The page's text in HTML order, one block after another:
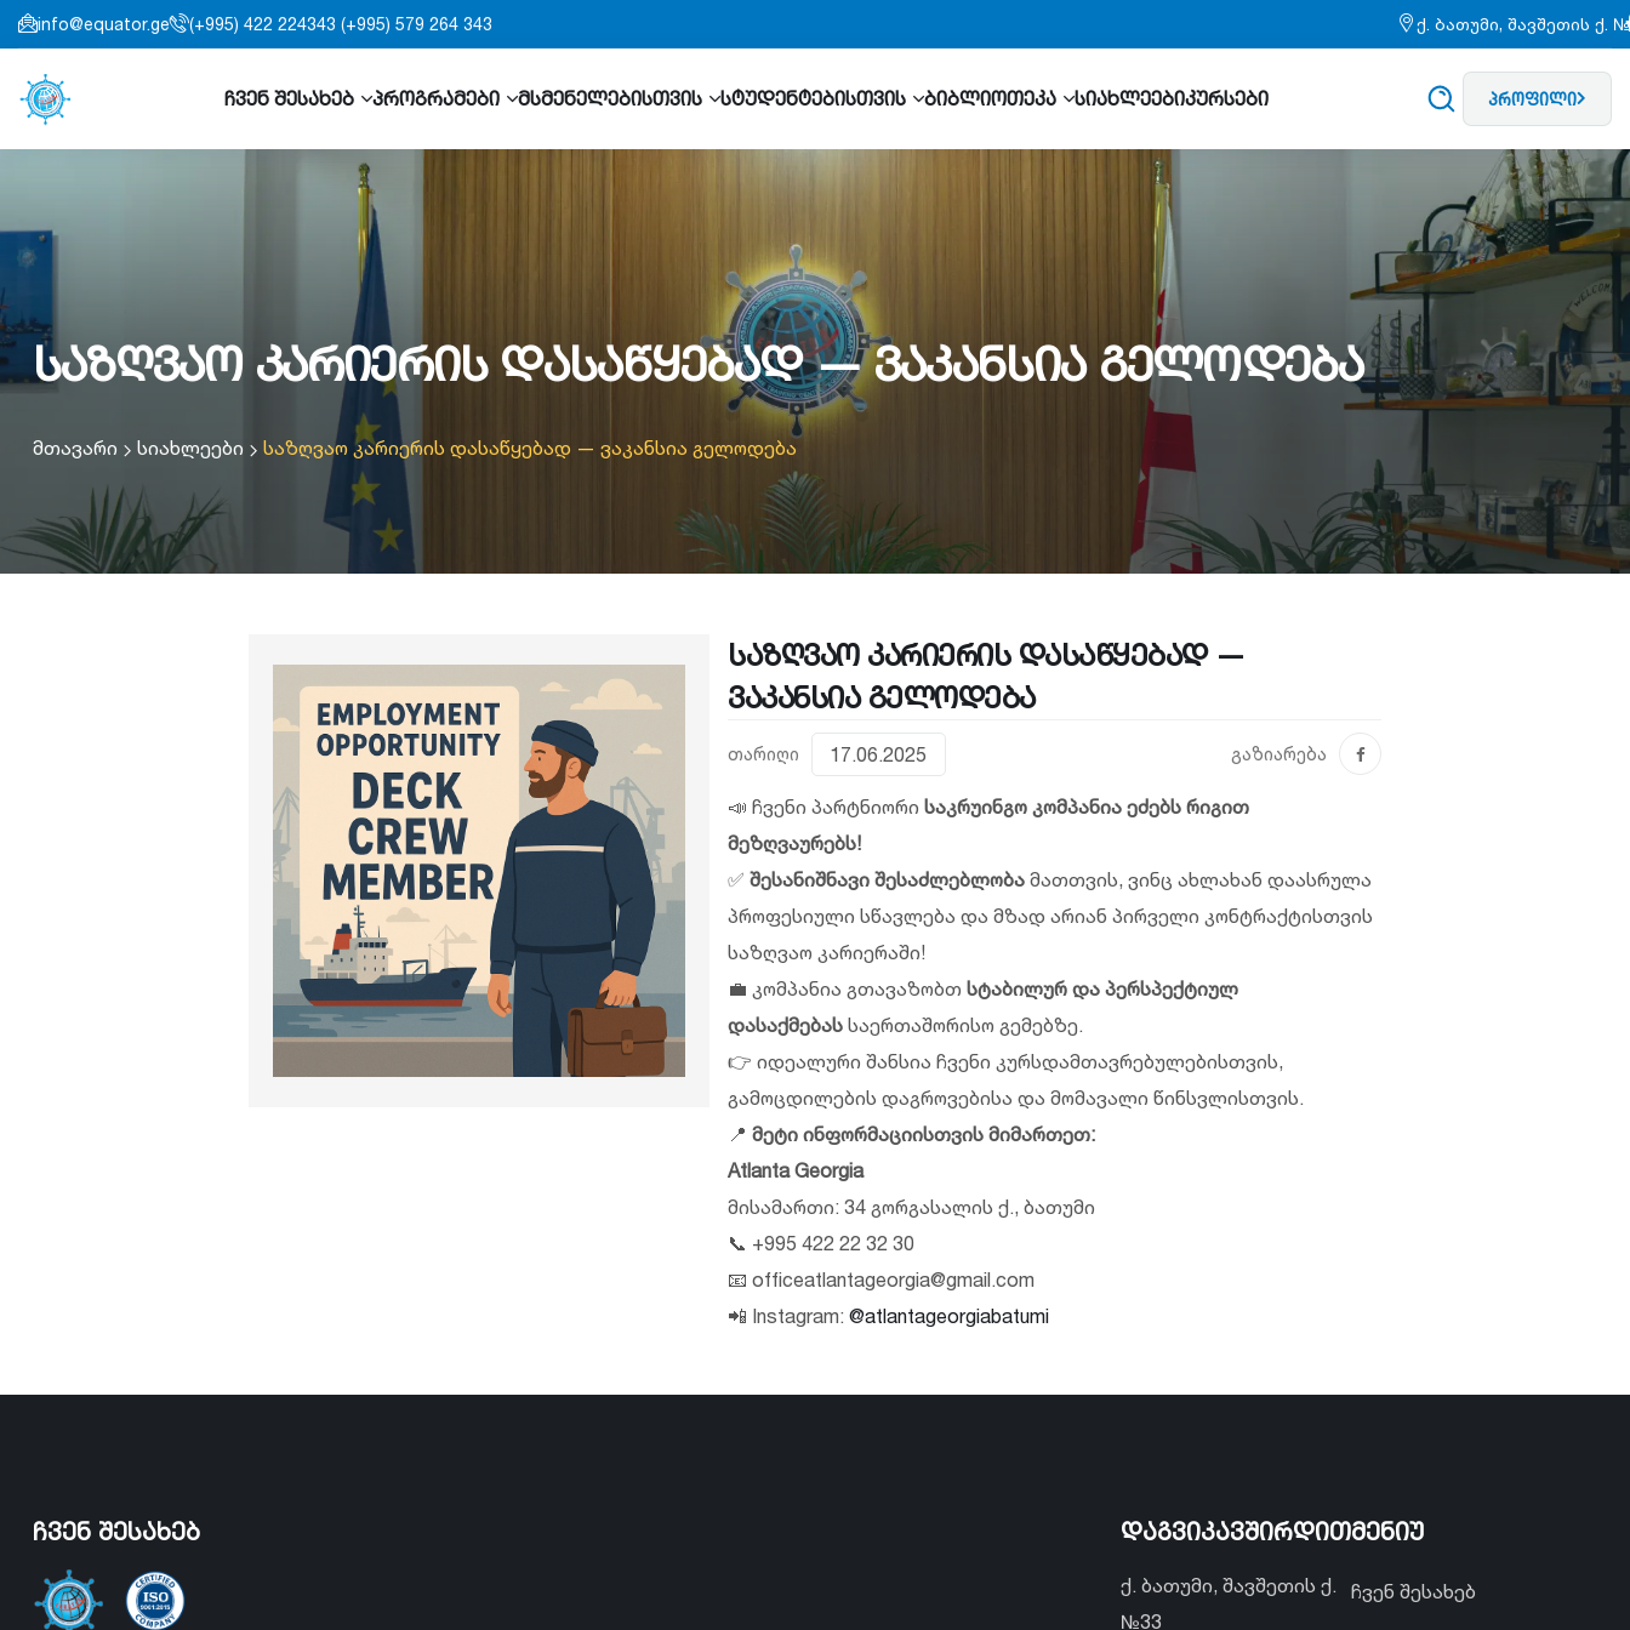
info@equator.ge (+995) 422 224343 (+995) 579 264 343 ქ. ბათუმი, შავშეთის ქ.
ჩვენ შესახებ პროგრამები მსმენელებისთვის სტუდენტებისთვის ბიბლიოთეკა სიახლეებიკურსები პროფილი
საზღვაო კარიერის დასაწყებად — ვაკანსია გელოდება
მთავარი სიახლეები საზღვაო კარიერის დასაწყებად — ვაკანსია გელოდება
საზღვაო კარიერის დასაწყებად —
ვაკანსია გელოდება
თარიღი 17.06.2025 გაზიარება
📣 ჩვენი პარტნიორისაკრუინგო კომპანია ეძებს რიგით
მეზღვაურებს!
✅შესანიშნავი შესაძლებლობა მათთვის, ვინც ახლახან დაასრულა
პროფესიული სწავლება და მზად არიან პირველი კონტრაქტისთვის
საზღვაო კარიერაში!
💼 კომპანია გთავაზობთსტაბილურ და პერსპექტიულ
დასაქმებას საერთაშორისო გემებზე.
👉 იდეალური შანსია ჩვენი კურსდამთავრებულებისთვის,
გამოცდილების დაგროვებისა და მომავალი წინსვლისთვის.
📍მეტი ინფორმაციისთვის მიმართეთ:
Atlanta Georgia
მისამართი: 34 გორგასალის ქ., ბათუმი
📞 +995 422 22 32 30
📧 officeatlantageorgia@gmail.com
📲 Instagram:@atlantageorgiabatumi
ჩვენ შესახებ დაგვიკავშირდით
ქ. ბათუმი, შავშეთის ქ.
№33
მენიუ
ჩვენ შესახებ